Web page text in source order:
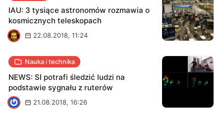
IAU: 3 tysiące astronomów rozmawia o
kosmicznych teleskopach
D
22.08.2018, 11:24
Nauka i technika
NEWS: SI potrafi śledzić ludzi na
podstawie sygnału z ruterów
J
21.08.2018, 16:26